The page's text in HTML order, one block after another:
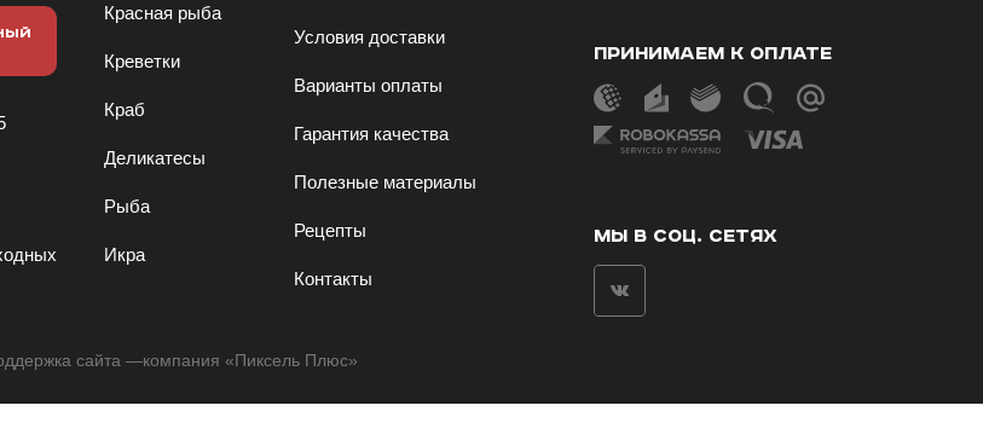
Красная рыба
Креветки
Краб
Деликатесы
Рыба
Икра
Условия доставки
Варианты оплаты
Гарантия качества
Полезные материалы
Рецепты
Контакты
ПРИНИМАЕМ К ОПЛАТЕ
МЫ В СОЦ. СЕТЯХ
сайта —компания «Пиксель Плюс»